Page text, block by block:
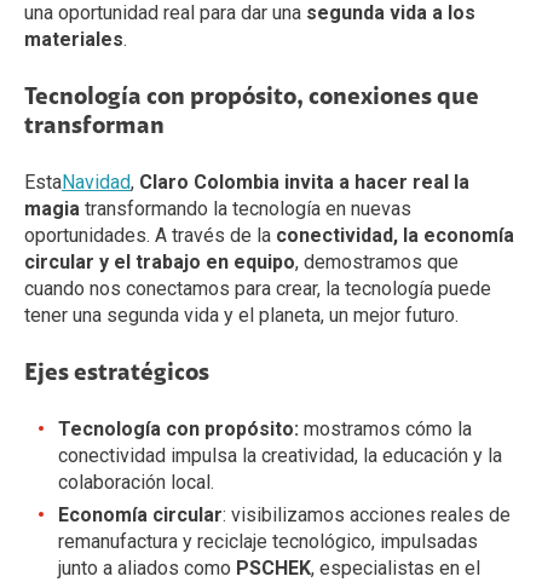
una oportunidad real para dar una segunda vida a los
materiales.
Tecnología con propósito, conexiones que
transforman
EstaNavidad, Claro Colombia invita a hacer real la
magia transformando la tecnología en nuevas
oportunidades. A través de la conectividad, la economía
circular y el trabajo en equipo, demostramos que
cuando nos conectamos para crear, la tecnología puede
tener una segunda vida y el planeta, un mejor futuro.
Ejes estratégicos
Tecnología con propósito: mostramos cómo la
conectividad impulsa la creatividad, la educación y la
colaboración local.
Economía circular: visibilizamos acciones reales de
remanufactura y reciclaje tecnológico, impulsadas
junto a aliados como PSCHEK, especialistas en el